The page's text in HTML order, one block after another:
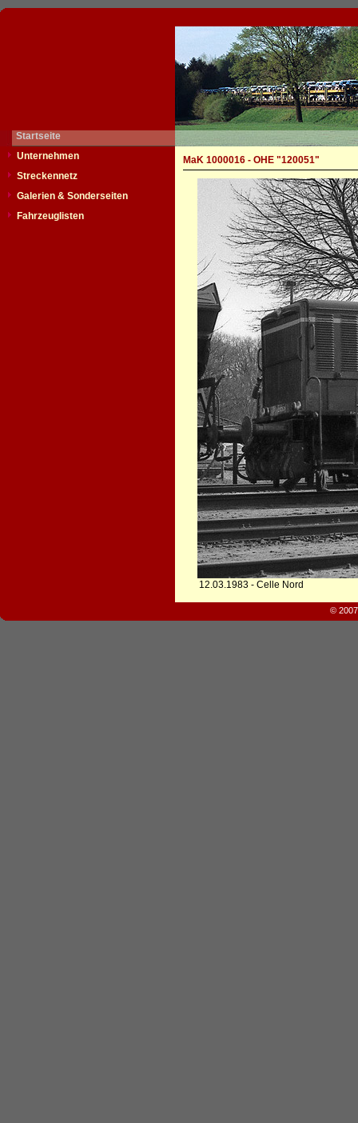
Startseite
Unternehmen
Streckennetz
Galerien & Sonderseiten
Fahrzeuglisten
MaK 1000016 - OHE "120051"
12.03.1983 - Celle Nord
©